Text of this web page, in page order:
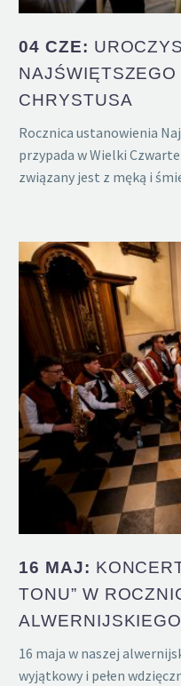
04 CZE:
CHRYSTUSA
Rocznica ustanowienia
przypada w Wielki
związany jest z męką i
16 MAJ:
TONU” W
16 maja w naszej
wyjątkowy i pełen